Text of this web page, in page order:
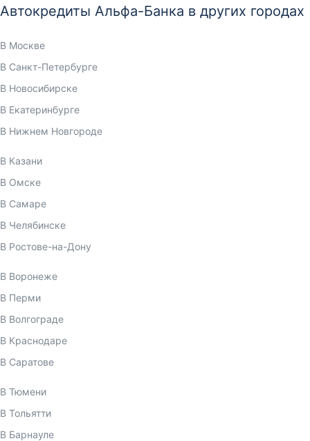
Автокредиты Альфа-Банка в других городах
В Москве
В Санкт-Петербурге
В Новосибирске
В Екатеринбурге
В Нижнем Новгороде
В Казани
В Омске
В Самаре
В Челябинске
В Ростове-на-Дону
В Воронеже
В Перми
В Волгограде
В Краснодаре
В Саратове
В Тюмени
В Тольятти
В Барнауле